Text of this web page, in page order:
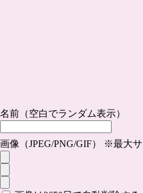
名前（空白でランダム表示）
画像（JPEG/PNG/GIF） ※最大